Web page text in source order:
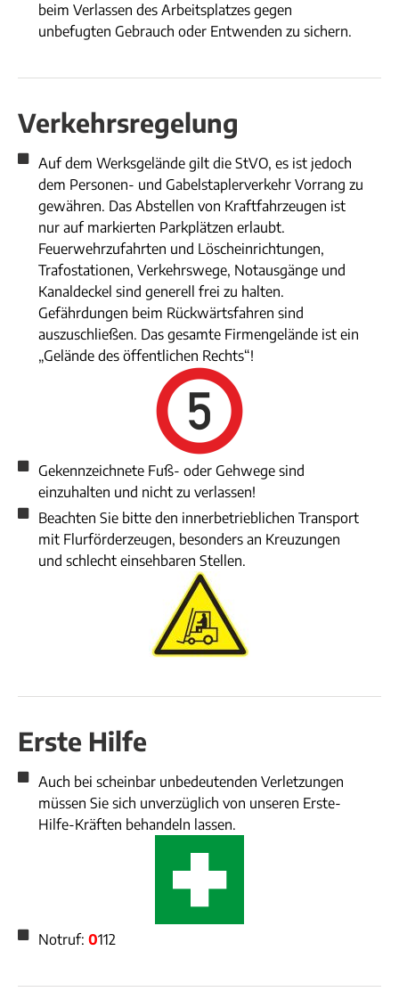
beim Verlassen des Arbeitsplatzes gegen
unbefugten Gebrauch oder Entwenden zu sichern.
Verkehrsregelung
Auf dem Werksgelände gilt die StVO, es ist jedoch
dem Personen- und Gabelstaplerverkehr Vorrang zu
gewähren. Das Abstellen von Kraftfahrzeugen ist
nur auf markierten Parkplätzen erlaubt.
Feuerwehrzufahrten und Löscheinrichtungen,
Trafostationen, Verkehrswege, Notausgänge und
Kanaldeckel sind generell frei zu halten.
Gefährdungen beim Rückwärtsfahren sind
auszuschließen. Das gesamte Firmengelände ist ein
„Gelände des öffentlichen Rechts“!
Gekennzeichnete Fuß- oder Gehwege sind
einzuhalten und nicht zu verlassen!
Beachten Sie bitte den innerbetrieblichen Transport
mit Flurförderzeugen, besonders an Kreuzungen
und schlecht einsehbaren Stellen.
Erste Hilfe
Auch bei scheinbar unbedeutenden Verletzungen
müssen Sie sich unverzüglich von unseren Erste-
Hilfe-Kräften behandeln lassen.
Notruf: 0112